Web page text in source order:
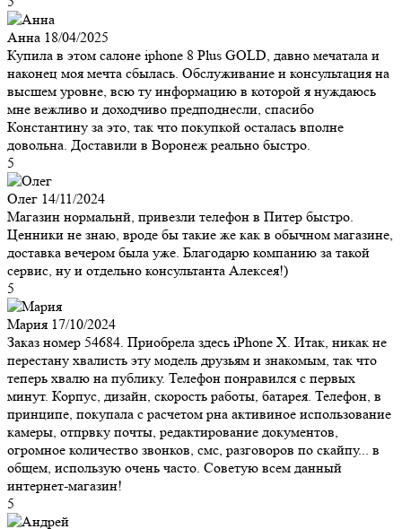
Анна 18/04/2025
Купила в этом салоне iphone 8 Plus GOLD, давно мечатала и
наконец моя мечта сбылась. Обслуживание и консультация на
высшем уровне, всю ту информацию в которой я нуждаюсь
мне вежливо и доходчиво предподнесли, спасибо
Константину за это, так что покупкой осталась вполне
довольна. Доставили в Воронеж реально быстро.
5
Олег 14/11/2024
Магазин нормальнй, привезли телефон в Питер быстро.
Ценники не знаю, вроде бы такие же как в обычном магазине,
доставка вечером была уже. Благодарю компанию за такой
сервис, ну и отдельно консультанта Алексея!)
5
Мария 17/10/2024
Заказ номер 54684. Приобрела здесь iPhone X. Итак, никак не
перестану хвалисть эту модель друзьям и знакомым, так что
теперь хвалю на публику. Телефон понравился с первых
минут. Корпус, дизайн, скорость работы, батарея. Телефон, в
принципе, покупала с расчетом рна активиное использование
камеры, отпрвку почты, редактирование документов,
огромное количество звонков, смс, разговоров по скайпу... в
общем, использую очень часто. Советую всем данный
интернет-магазин!
5